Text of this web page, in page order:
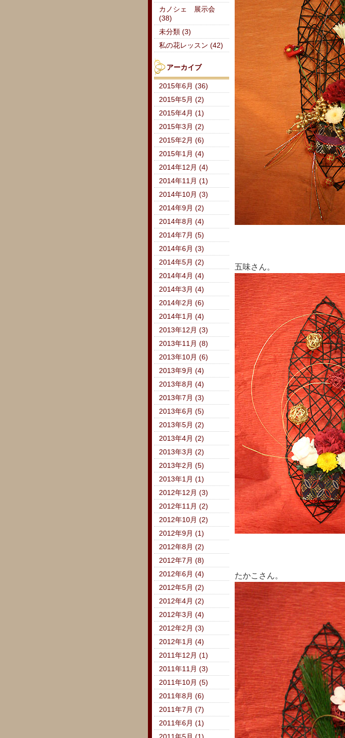
五味さん。
たかこさん。
カノシェ 展示会
(38)
未分類 (3)
私の花レッスン (42)
アーカイブ
2015年6月 (36)
2015年5月 (2)
2015年4月 (1)
2015年3月 (2)
2015年2月 (6)
2015年1月 (4)
2014年12月 (4)
2014年11月 (1)
2014年10月 (3)
2014年9月 (2)
2014年8月 (4)
2014年7月 (5)
2014年6月 (3)
2014年5月 (2)
2014年4月 (4)
2014年3月 (4)
2014年2月 (6)
2014年1月 (4)
2013年12月 (3)
2013年11月 (8)
2013年10月 (6)
2013年9月 (4)
2013年8月 (4)
2013年7月 (3)
2013年6月 (5)
2013年5月 (2)
2013年4月 (2)
2013年3月 (2)
2013年2月 (5)
2013年1月 (1)
2012年12月 (3)
2012年11月 (2)
2012年10月 (2)
2012年9月 (1)
2012年8月 (2)
2012年7月 (8)
2012年6月 (4)
2012年5月 (2)
2012年4月 (2)
2012年3月 (4)
2012年2月 (3)
2012年1月 (4)
2011年12月 (1)
2011年11月 (3)
2011年10月 (5)
2011年8月 (6)
2011年7月 (7)
2011年6月 (1)
2011年5月 (1)